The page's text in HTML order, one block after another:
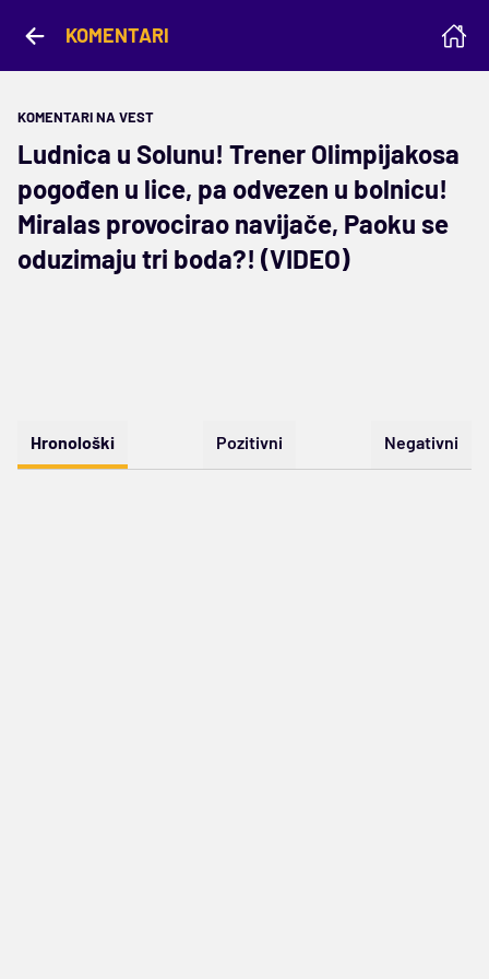
KOMENTARI
KOMENTARI NA VEST
Ludnica u Solunu! Trener Olimpijakosa
pogođen u lice, pa odvezen u bolnicu!
Miralas provocirao navijače, Paoku se
oduzimaju tri boda?! (VIDEO)
Hronološki Pozitivni Negativni